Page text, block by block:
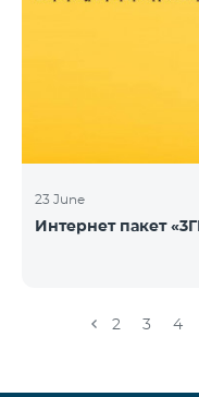
23 June
Интернет пакет
2 3 4